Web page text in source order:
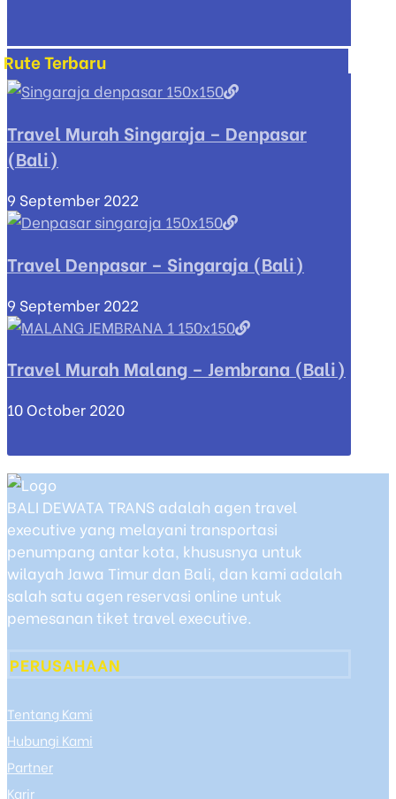
Rute Terbaru
Travel Murah Singaraja – Denpasar
(Bali)
9 September 2022
Travel Denpasar – Singaraja (Bali)
9 September 2022
Travel Murah Malang – Jembrana (Bali)
10 October 2020
BALI DEWATA TRANS adalah agen travel
executive yang melayani transportasi
penumpang antar kota, khususnya untuk
wilayah Jawa Timur dan Bali, dan kami adalah
salah satu agen reservasi online untuk
pemesanan tiket travel executive.
PERUSAHAAN
Tentang Kami
Hubungi Kami
Partner
Karir